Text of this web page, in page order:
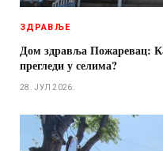
ЗДРАВЉЕ
Дом здравља Пожаревац:
прегледи у селима?
28. ЈУЛ 2026.